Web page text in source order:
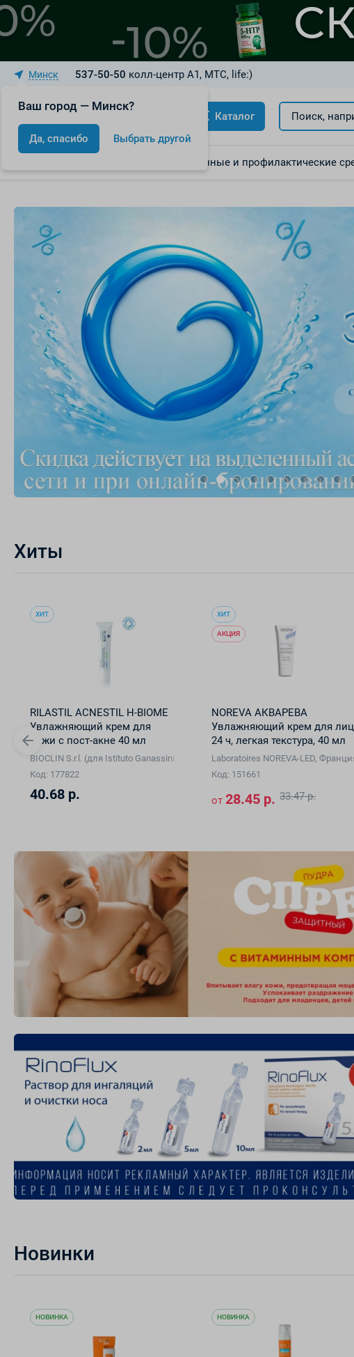
Минск
Ваш город — Минск?
Да, спасибо Выбрать другой
537-50-50 колл-центр A1, МТС, life:)
Каталог Поиск,
Лекарственные и профилактические
Хиты
GmbH, Германия)
ХИТ
RILASTIL ACNESTIL H-BIOME
Увлажняющий крем для
кожи с пост-акне 40 мл
BIOCLIN S.r.l. (для Istituto Ganassini S.p.A. di Ricerche Biochimiche, Италия)
Код: 177822
40.68 р.
ХИТ
АКЦИЯ
NOREVA АКВАРЕВА
Увлажняющий крем для
24 ч, легкая текстура, 40 мл
Laboratoires NOREVA-LED,
Код: 151661
от28.45 р. 33.47 р.
Новинки
НОВИНКА НОВИНКА